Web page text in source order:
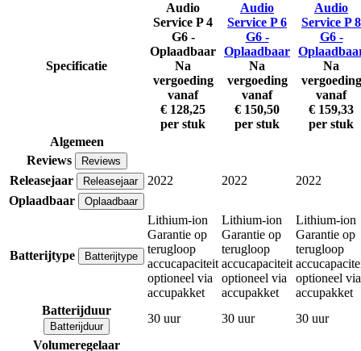
Specificatie
Audio
Service P 4
G6 -
Oplaadbaar
Na
vergoeding
vanaf
€ 128,25
per stuk
Audio
Service P 6
G6 -
Oplaadbaar
Na
vergoeding
vanaf
€ 150,50
per stuk
Audio
Service P 8
G6 -
Na
vergoeding
vanaf
€ 159,33
per stuk
Algemeen
Reviews
Reviews
Releasejaar Releasejaar 2022 2022
2022
Oplaadbaar
Oplaadbaar
Batterijtype Batterijtype
Lithium-ion
Garantie op
terugloop
accucapaciteit
optioneel via
accupakket
Lithium-ion
Garantie op
terugloop
accucapaciteit
optioneel via
accupakket
Lithium-ion
Garantie op
terugloop
optioneel via
accupakket
Batterijduur
Batterijduur
30 uur 30 uur
30 uur
Volumeregelaar